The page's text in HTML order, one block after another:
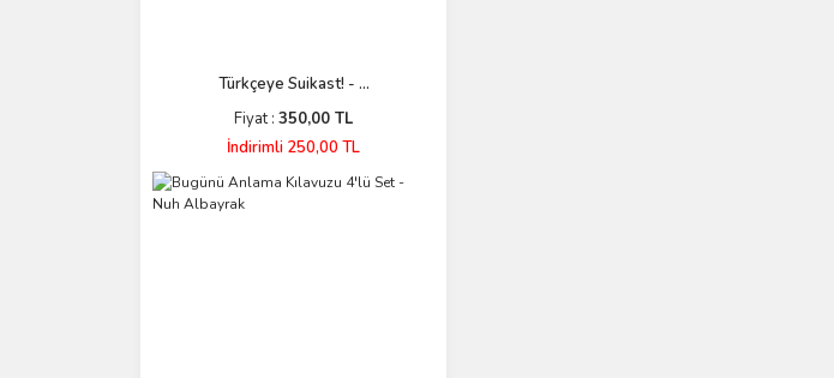
Türkçeye Suikast! - ...
Fiyat : 350,00 TL
İndirimli 250,00 TL